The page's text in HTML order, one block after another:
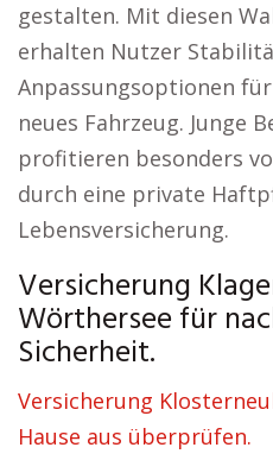
gestalten. Mit diesen
erhalten Nutzer
Anpassungsoptionen
neues Fahrzeug. Junge
profitieren besonders
durch eine private
Lebensversicherung.
Versicherung
Wörthersee für
Sicherheit.
Versicherung
Hause aus überprüfen.